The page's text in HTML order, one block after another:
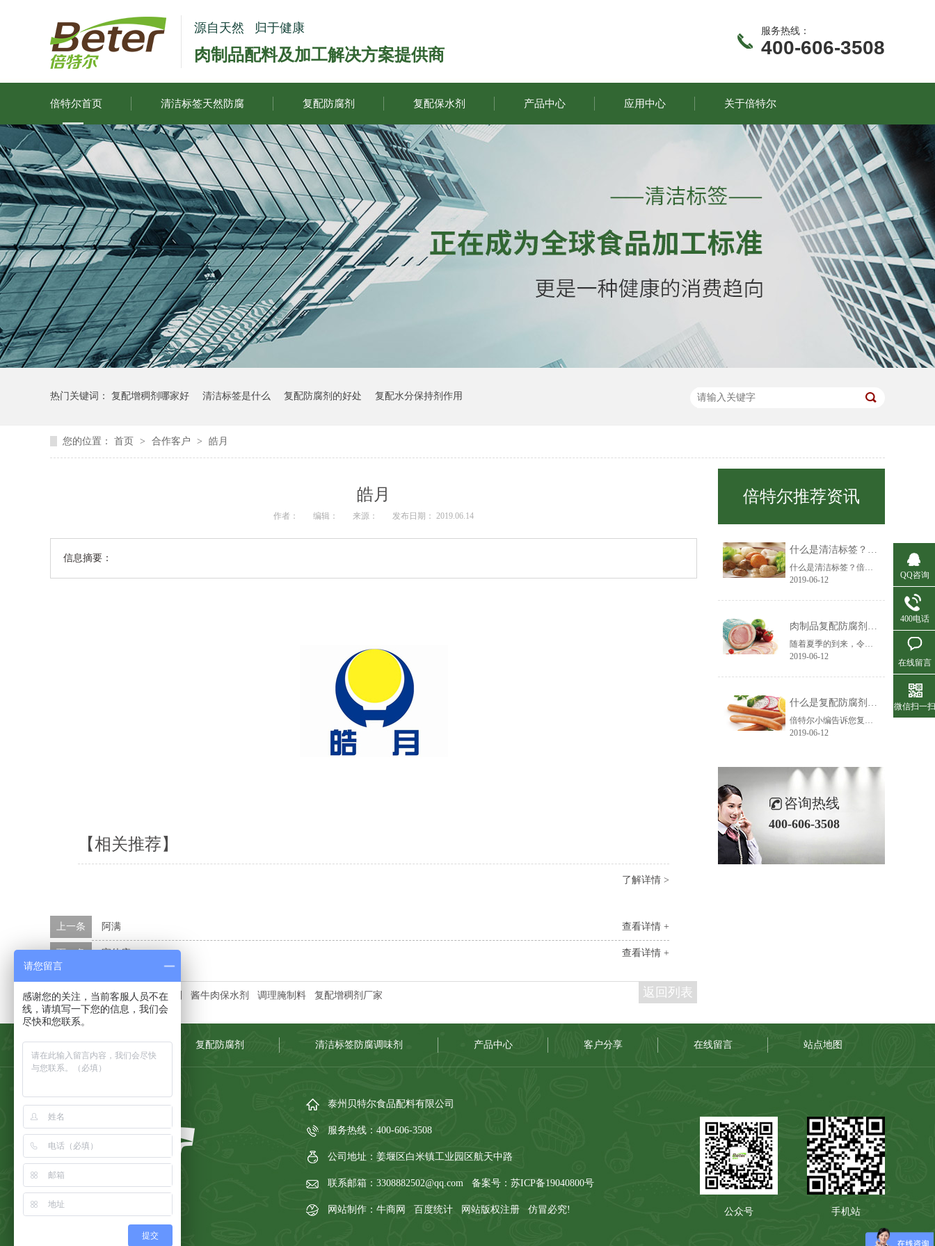
源自天然 归于健康
肉制品配料及加工解决方案提供商
服务热线：
400-606-3508
倍特尔首页 清洁标签天然防腐 复配防腐剂 复配保水剂 产品中心 应用中心 关于倍特尔
热门关键词： 复配增稠剂哪家好 清洁标签是什么 复配防腐剂的好处 复配水分保持剂作用
您的位置： 首页 > 合作客户 > 皓月
皓月
作者： 编辑： 来源： 发布日期： 2019.06.14
信息摘要：
【相关推荐】
了解详情 >
查看详情 +
上一条 阿满
查看详情 +
下一条 家佳康
返回列表
本文标签： 熟制水产品防腐剂 酱牛肉保水剂 调理腌制料 复配增稠剂厂家
倍特尔推荐资讯
什么是清洁标签？倍特尔告诉您
什么是清洁标签？倍特尔跟您说清洁标签起源于欧盟，原则上是指食品必须是天然、有机的，添加剂越少越好，除非不得已，不使用添加剂。目前对清洁标签并没有明确的定义，以至于这个词在全球消费者之间产生了不同的共鸣。全球市场调研公司针对清洁标签的定义对消费者进行问卷调查后所作出的总结：调查指出清洁标签可能被......
2019-06-12
肉制品复配防腐剂的一般组成有哪些？
随着夏季的到来，令肉制品生产厂家头疼的问题也接踵而来，其中较大的麻烦就是肉制品的防腐问题，尽管各厂家都采取了一定的防范措施，添加了不同种类的防腐剂，以期解决问题，但大都收效甚微，不能令人满意。倍特尔小编总结到目前在肉制品中应用的复配防腐剂一般可分为下面四类：a．苯甲酸钠（肉制品中已禁用）、山梨......
2019-06-12
什么是复配防腐剂？复配防腐剂的优点是什么？
倍特尔小编告诉您复配防腐剂是根据食品的具体类型中的常见微生物情况，而将数种防腐剂及增效剂进行复配，具有防腐针对性的一种复配食品添加剂。其主要优点如下：1、抑菌谱广：单一的防腐剂抑菌谱均较窄，如Nii仅作用于革兰氏阳性菌，对阴性菌不起作用。纳他霉素也仅仅对酵母菌、霉菌有作用，而对细菌不起作用。通过复......
2019-06-12
咨询热线
400-606-3508
网站首页 复配防腐剂 清洁标签防腐调味剂 产品中心 客户分享 在线留言 站点地图
泰州贝特尔食品配料有限公司
服务热线：400-606-3508
公司地址：姜堰区白米镇工业园区航天中路
联系邮箱：3308882502@qq.com 备案号： 苏ICP备19040800号
网站制作：牛商网 百度统计 网站版权注册 仿冒必究! 公众号 手机站
QQ咨询
400电话
在线留言
微信扫一扫
请您留言
感谢您的关注，当前客服人员不在
线，请填写一下您的信息，我们会
尽快和您联系。
提交